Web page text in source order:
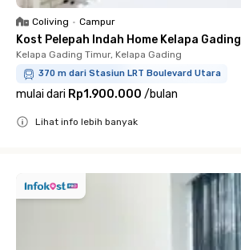
Coliving • Campur
Kost Pelepah Indah Home Kelapa Gading
Kelapa Gading Timur, Kelapa Gading
370 m dari Stasiun LRT Boulevard Utara
mulai dari Rp1.900.000 /bulan
Lihat info lebih banyak